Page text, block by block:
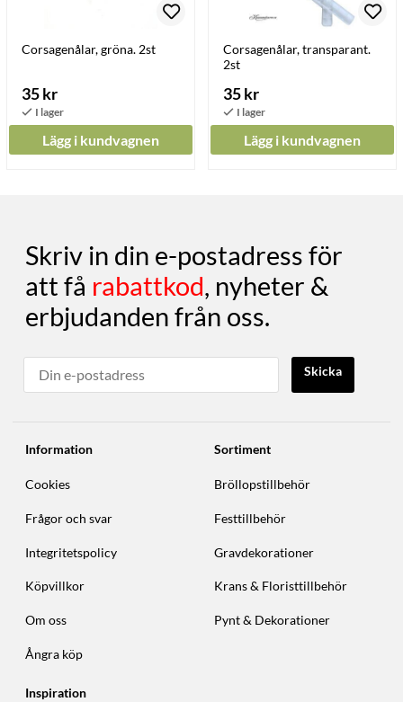
Corsagenålar, gröna. 2st
35 kr
Lägg i kundvagnen
Corsagenålar, transparant.
2st
35 kr
Lägg i kundvagnen
Skriv in din e-postadress för
att få rabattkod, nyheter &
erbjudanden från oss.
Skicka
Information
Cookies
Frågor och svar
Integritetspolicy
Köpvillkor
Om oss
Ångra köp
Sortiment
Bröllopstillbehör
Festtillbehör
Gravdekorationer
Krans & Floristtillbehör
Pynt & Dekorationer
Inspiration